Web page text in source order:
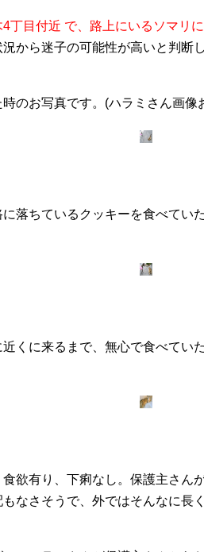
丁目付近 で、路上にいるソマリ
から迷子の可能性が高いと判断
のお写真です。(ハラミさん画
落ちているクッキーを食べてい
くに来るまで、無心で食べてい
欲有り、下痢なし。保護主さん
なさそうで、外ではそんなに長